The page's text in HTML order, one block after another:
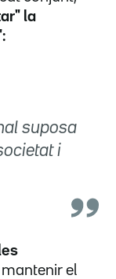
la
suposa
i
mantenir el